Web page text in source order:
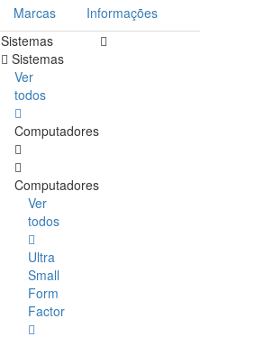
Marcas
Informações
Sistemas
Sistemas
Ver
todos
Computadores
Computadores
Ver
todos
Ultra
Small
Form
Factor